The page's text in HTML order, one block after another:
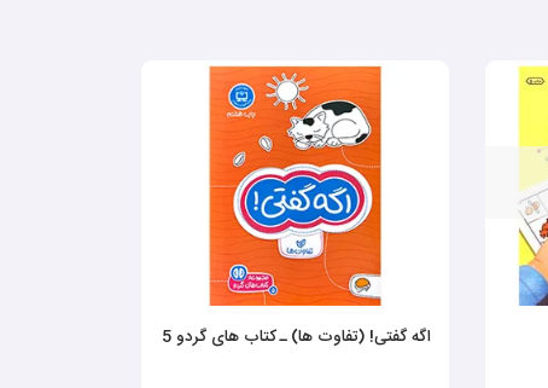
اگه گفتی! (تفاوت ها) ـ کتاب های گردو 5